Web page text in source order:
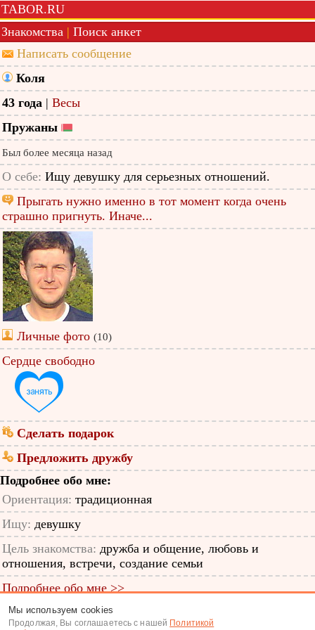
TABOR.RU
Знакомства | Поиск анкет
Написать сообщение
Коля
43 года | Весы
Пружаны
Был более месяца назад
О себе: Ищу девушку для серьезных отношений.
Прыгать нужно именно в тот момент когда очень
страшно пригнуть. Иначе...
Личные фото (10)
Сердце свободно
Сделать подарок
Предложить дружбу
Подробнее обо мне:
Ориентация: традиционная
Ищу: девушку
Цель знакомства: дружба и общение, любовь и
отношения, встречи, создание семьи
Подробнее обо мне >>
ID анкеты: 12826107
Мы используем cookies
Продолжая, Вы соглашаетесь с нашей Политикой